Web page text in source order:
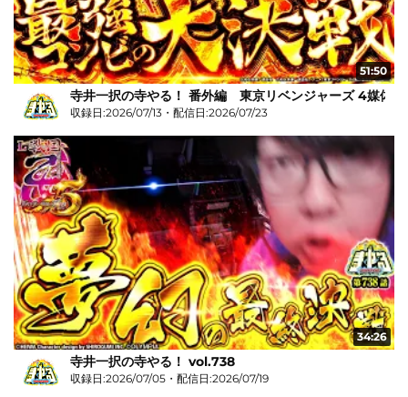
51:50
寺井一択の寺やる！ 番外編 東京リベンジャーズ 4媒体リ
収録日:2026/07/13・配信日:2026/07/23
34:26
寺井一択の寺やる！ vol.738
収録日:2026/07/05・配信日:2026/07/19